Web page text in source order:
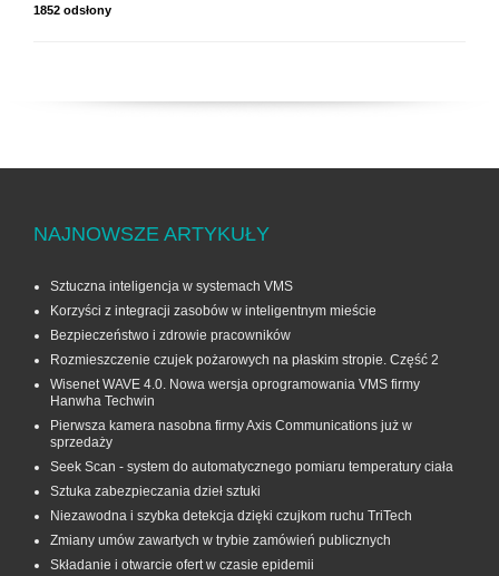
1852 odsłony
NAJNOWSZE ARTYKUŁY
Sztuczna inteligencja w systemach VMS
Korzyści z integracji zasobów w inteligentnym mieście
Bezpieczeństwo i zdrowie pracowników
Rozmieszczenie czujek pożarowych na płaskim stropie. Część 2
Wisenet WAVE 4.0. Nowa wersja oprogramowania VMS firmy
Hanwha Techwin
Pierwsza kamera nasobna firmy Axis Communications już w
sprzedaży
Seek Scan - system do automatycznego pomiaru temperatury ciała
Sztuka zabezpieczania dzieł sztuki
Niezawodna i szybka detekcja dzięki czujkom ruchu TriTech
Zmiany umów zawartych w trybie zamówień publicznych
Składanie i otwarcie ofert w czasie epidemii